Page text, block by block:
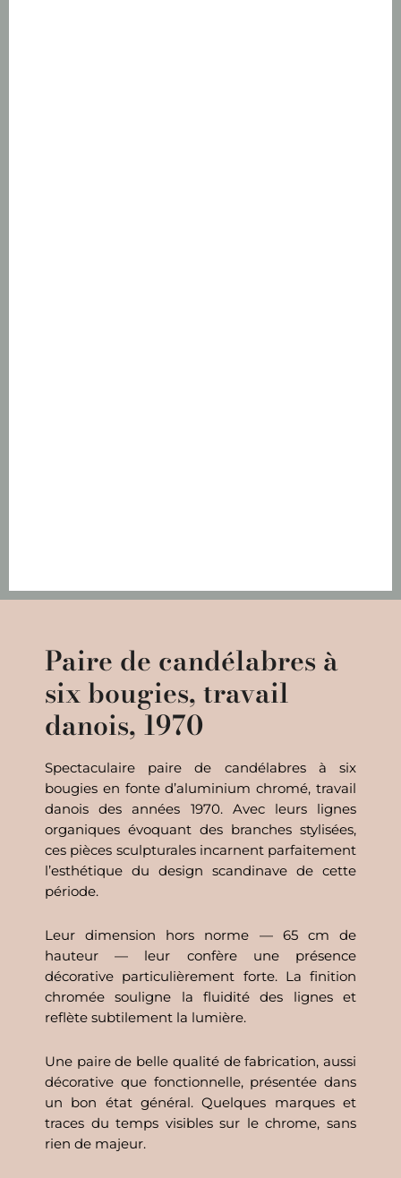
Paire de candélabres à
six bougies, travail
danois, 1970
Spectaculaire paire de candélabres à six
bougies en fonte d’aluminium chromé, travail
danois des années 1970. Avec leurs lignes
organiques évoquant des branches stylisées,
ces pièces sculpturales incarnent parfaitement
l’esthétique du design scandinave de cette
période.
Leur dimension hors norme — 65 cm de
hauteur — leur confère une présence
décorative particulièrement forte. La finition
chromée souligne la fluidité des lignes et
reflète subtilement la lumière.
Une paire de belle qualité de fabrication, aussi
décorative que fonctionnelle, présentée dans
un bon état général. Quelques marques et
traces du temps visibles sur le chrome, sans
rien de majeur.